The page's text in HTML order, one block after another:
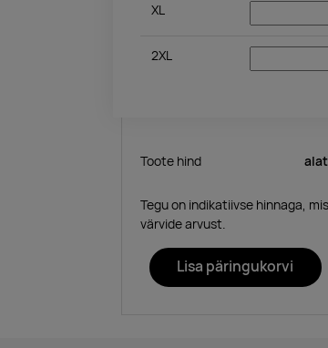
XL
2XL
Toote hind
Tegu on indikatiivse hinnaga,
värvide arvust.
Lisa päringukorvi